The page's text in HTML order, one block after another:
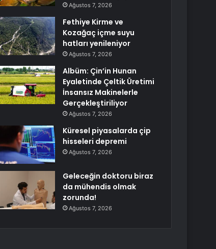
Ağustos 7, 2026
Fethiye Kirme ve
Kozağaç içme suyu
hatları yenileniyor
Ağustos 7, 2026
Albüm: Çin’in Hunan
Eyaletinde Çeltik Üretimi
İnsansız Makinelerle
Gerçekleştiriliyor
Ağustos 7, 2026
Küresel piyasalarda çip
hisseleri depremi
Ağustos 7, 2026
Geleceğin doktoru biraz
da mühendis olmak
zorunda!
Ağustos 7, 2026